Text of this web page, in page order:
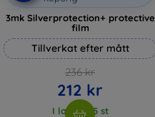
3mk Silverprotection+ protective
film
Tillverkat efter mått
236 kr
212 kr
I lager > 5 st